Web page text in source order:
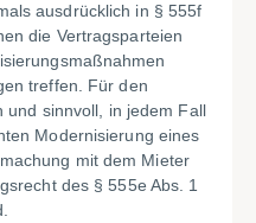
ausdrücklich in § 555f
die Vertragsparteien
treffen. Für den
und sinnvoll, in jedem Fall
Modernisierung eines
mit dem Mieter
des § 555e Abs. 1